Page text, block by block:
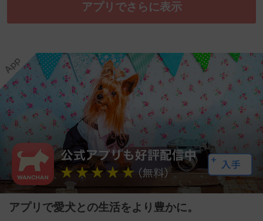
アプリでさらに表示
アプリで愛犬との生活をより豊かに。